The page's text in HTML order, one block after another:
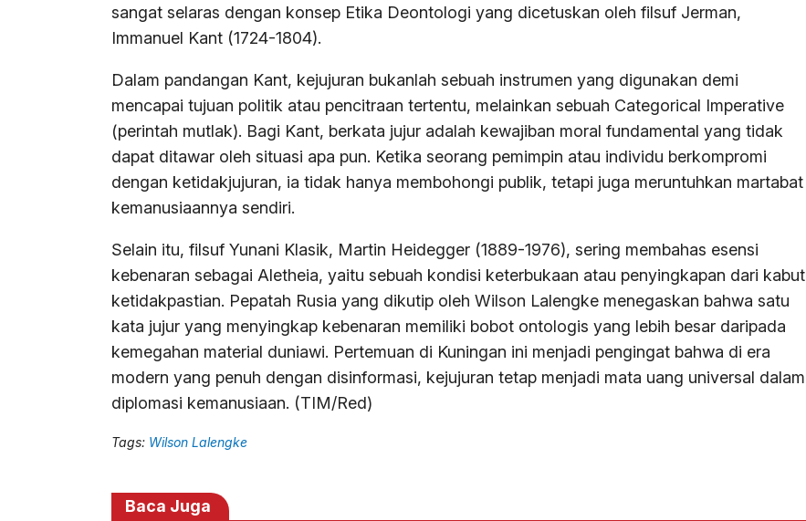
sangat selaras dengan konsep Etika Deontologi yang dicetuskan oleh filsuf Jerman,
Immanuel Kant (1724-1804).
Dalam pandangan Kant, kejujuran bukanlah sebuah instrumen yang digunakan demi
mencapai tujuan politik atau pencitraan tertentu, melainkan sebuah Categorical Imperative
(perintah mutlak). Bagi Kant, berkata jujur adalah kewajiban moral fundamental yang tidak
dapat ditawar oleh situasi apa pun. Ketika seorang pemimpin atau individu berkompromi
dengan ketidakjujuran, ia tidak hanya membohongi publik, tetapi juga meruntuhkan martabat
kemanusiaannya sendiri.
Selain itu, filsuf Yunani Klasik, Martin Heidegger (1889-1976), sering membahas esensi
kebenaran sebagai Aletheia, yaitu sebuah kondisi keterbukaan atau penyingkapan dari kabut
ketidakpastian. Pepatah Rusia yang dikutip oleh Wilson Lalengke menegaskan bahwa satu
kata jujur yang menyingkap kebenaran memiliki bobot ontologis yang lebih besar daripada
kemegahan material duniawi. Pertemuan di Kuningan ini menjadi pengingat bahwa di era
modern yang penuh dengan disinformasi, kejujuran tetap menjadi mata uang universal dalam
diplomasi kemanusiaan. (TIM/Red)
Tags: Wilson Lalengke
Baca Juga